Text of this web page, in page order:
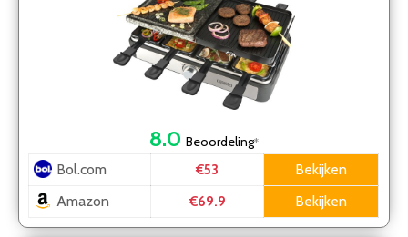
8.0 Beoordeling*
Bol.com €53
Bekijken
Amazon
€69.9 Bekijken